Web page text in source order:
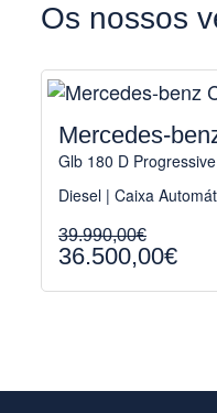
Os nossos
Mercedes-
Glb 180 D Progressive
Diesel | Caixa
39.990,00€
36.500,00€